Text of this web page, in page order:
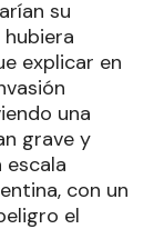
su
explicar en
una
grave y
con un
el